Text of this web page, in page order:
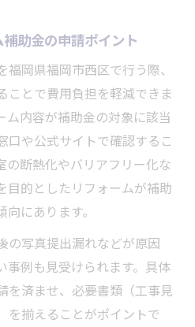
助金の申請ポイント
岡県福岡市西区で行う際、
ことで費用負担を軽減できま
ム内容が補助金の対象に該当
口や公式サイトで確認するこ
の断熱化やバリアフリー化な
目的としたリフォームが補助
にあります。
の写真提出漏れなどが原因
事例も見受けられます。具体
を済ませ、必要書類（工事見
を揃えることがポイントで